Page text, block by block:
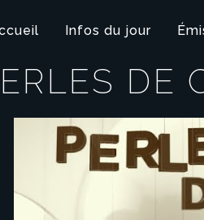
des cookies
Infos du jour
DE